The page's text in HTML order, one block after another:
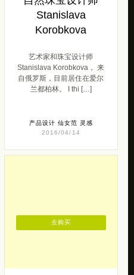
Stanislava
Korobkova
艺术家和珠宝设计师
Stanislava Korobkova， 来
自俄罗斯，目前居住在爱尔
兰都柏林。 I thi […]
产品设计 仙女范 灵感
2016/04/14
去购买